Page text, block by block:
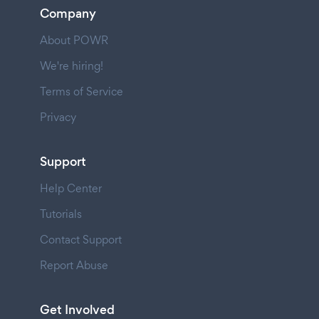
Company
About POWR
We're hiring!
Terms of Service
Privacy
Support
Help Center
Tutorials
Contact Support
Report Abuse
Get Involved